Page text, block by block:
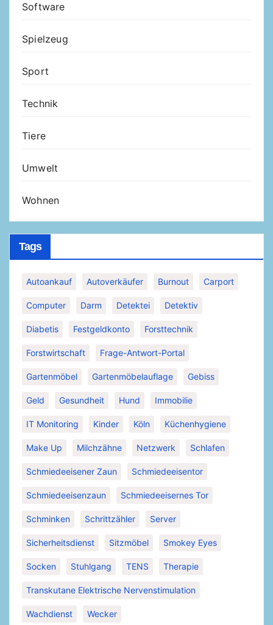
Software
Spielzeug
Sport
Technik
Tiere
Umwelt
Wohnen
Tags
Autoankauf Autoverkäufer Burnout Carport
Computer Darm Detektei Detektiv
Diabetis Festgeldkonto Forsttechnik
Forstwirtschaft Frage-Antwort-Portal
Gartenmöbel Gartenmöbelauflage Gebiss
Geld Gesundheit Hund Immobilie
IT Monitoring Kinder Köln Küchenhygiene
Make Up Milchzähne Netzwerk Schlafen
Schmiedeeisener Zaun Schmiedeeisentor
Schmiedeeisenzaun Schmiedeeisernes Tor
Schminken Schrittzähler Server
Sicherheitsdienst Sitzmöbel Smokey Eyes
Socken Stuhlgang TENS Therapie
Transkutane Elektrische Nervenstimulation
Wachdienst Wecker